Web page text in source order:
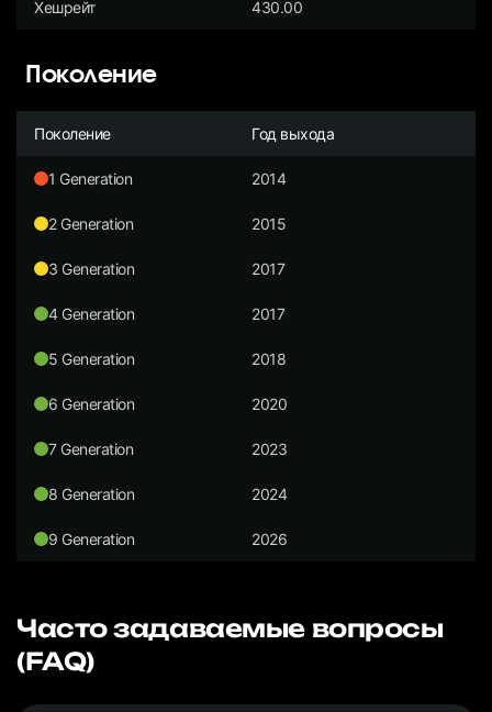
Хешрейт 430.00
Поколение
Поколение Год выхода
1 Generation 2014
2 Generation 2015
3 Generation 2017
4 Generation 2017
5 Generation 2018
6 Generation 2020
7 Generation 2023
8 Generation 2024
9 Generation 2026
Часто задаваемые вопросы
(FAQ)